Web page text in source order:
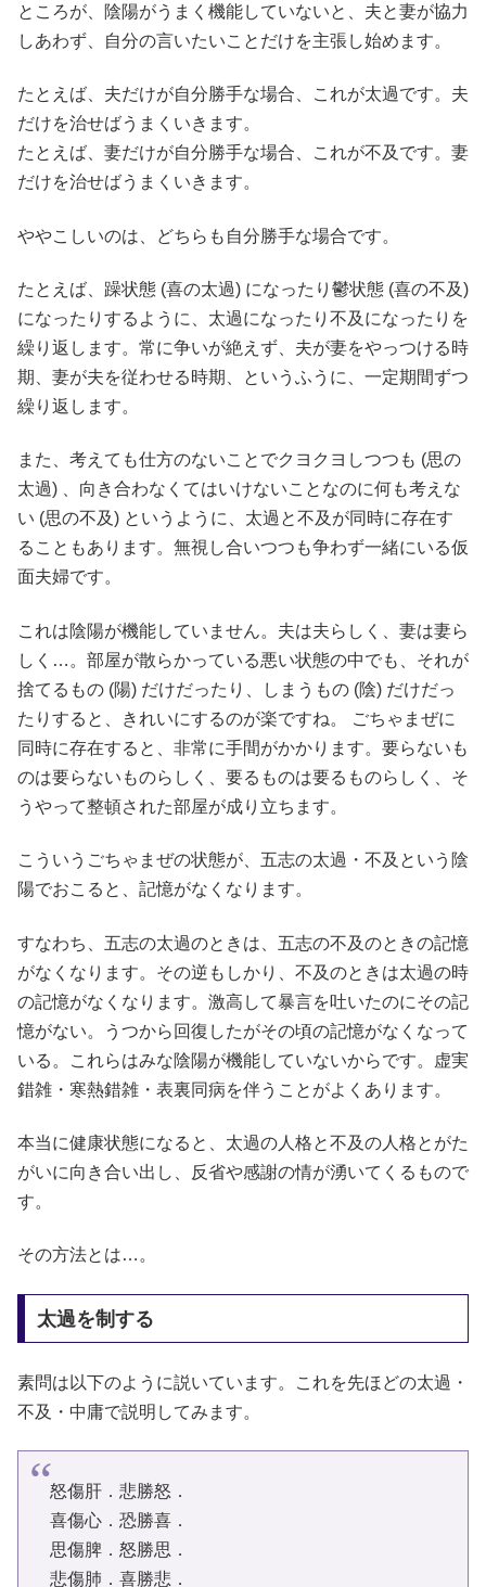
ところが、陰陽がうまく機能していないと、夫と妻が協力
しあわず、自分の言いたいことだけを主張し始めます。
たとえば、夫だけが自分勝手な場合、これが太過です。夫
だけを治せばうまくいきます。
たとえば、妻だけが自分勝手な場合、これが不及です。妻
だけを治せばうまくいきます。
ややこしいのは、どちらも自分勝手な場合です。
たとえば、躁状態 (喜の太過) になったり鬱状態 (喜の不及)
になったりするように、太過になったり不及になったりを
繰り返します。常に争いが絶えず、夫が妻をやっつける時
期、妻が夫を従わせる時期、というふうに、一定期間ずつ
繰り返します。
また、考えても仕方のないことでクヨクヨしつつも (思の
太過) 、向き合わなくてはいけないことなのに何も考えな
い (思の不及) というように、太過と不及が同時に存在す
ることもあります。無視し合いつつも争わず一緒にいる仮
面夫婦です。
これは陰陽が機能していません。夫は夫らしく、妻は妻ら
しく…。部屋が散らかっている悪い状態の中でも、それが
捨てるもの (陽) だけだったり、しまうもの (陰) だけだっ
たりすると、きれいにするのが楽ですね。 ごちゃまぜに
同時に存在すると、非常に手間がかかります。要らないも
のは要らないものらしく、要るものは要るものらしく、そ
うやって整頓された部屋が成り立ちます。
こういうごちゃまぜの状態が、五志の太過・不及という陰
陽でおこると、記憶がなくなります。
すなわち、五志の太過のときは、五志の不及のときの記憶
がなくなります。その逆もしかり、不及のときは太過の時
の記憶がなくなります。激高して暴言を吐いたのにその記
憶がない。うつから回復したがその頃の記憶がなくなって
いる。これらはみな陰陽が機能していないからです。虚実
錯雑・寒熱錯雑・表裏同病を伴うことがよくあります。
本当に健康状態になると、太過の人格と不及の人格とがた
がいに向き合い出し、反省や感謝の情が湧いてくるもので
す。
その方法とは…。
太過を制する
素問は以下のように説いています。これを先ほどの太過・
不及・中庸で説明してみます。
怒傷肝．悲勝怒．
喜傷心．恐勝喜．
思傷脾．怒勝思．
悲傷肺．喜勝悲．